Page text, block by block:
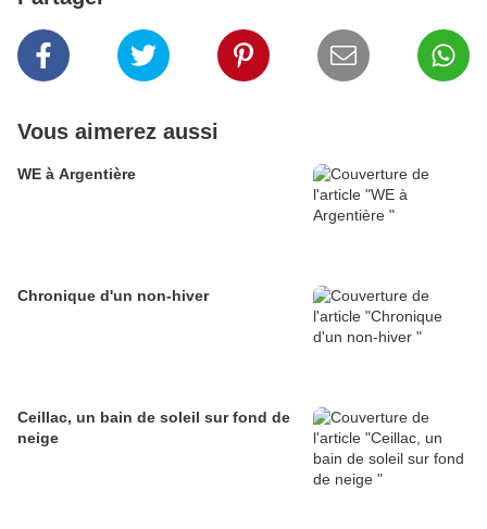
Vous aimerez aussi
WE à Argentière
Chronique d'un non-hiver
Ceillac, un bain de soleil sur fond de
neige